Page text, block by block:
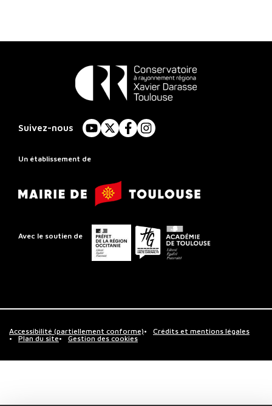
Rayonnement
Régional
Toulouse
Suivez-nous
YouTube
X FacebookInstagram
Un établissement de
Mairie
de
Avec le soutien de
de
la
Conseil
départemental
Garonne
Académie
de
Accessibilité (partiellement conforme)
Crédits et mentions légales
Plan du site
Gestion des cookies